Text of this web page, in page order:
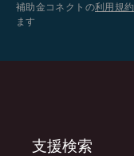
補助金コネクトの利用規約
ます
支援検索